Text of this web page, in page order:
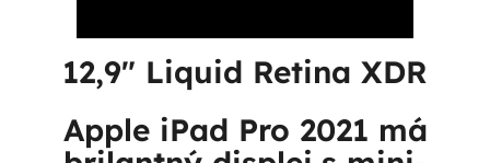
12,9" Liquid Retina XDR
Apple iPad Pro 2021 má